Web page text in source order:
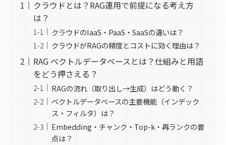
クラウドとは？RAG運用で前提になる考え方
は？
クラウドのIaaS・PaaS・SaaSの違いは？
クラウドがRAGの精度とコストに効く理由は？
RAG ベクトルデータベースとは？仕組みと用語
をどう押さえる？
RAGの流れ（取り出し→生成）はどう動く？
ベクトルデータベースの主要機能（インデック
ス・フィルタ）は？
Embedding・チャンク・Top-k・再ランクの要
点は？